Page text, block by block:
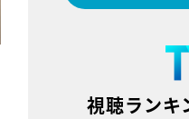
視聴ランキ